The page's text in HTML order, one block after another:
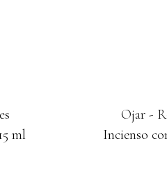
ml
Ojar -
Incienso